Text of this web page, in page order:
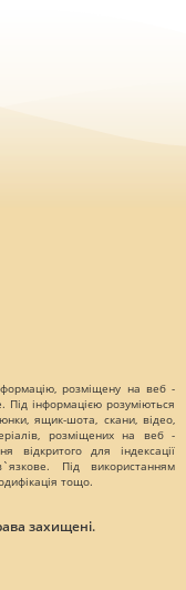
розміщену на веб -
Під інформацією розуміються
ящик-шота, скани, відео,
розміщених на веб -
відкритого для індексації
Під використанням
тощо.
захищені.